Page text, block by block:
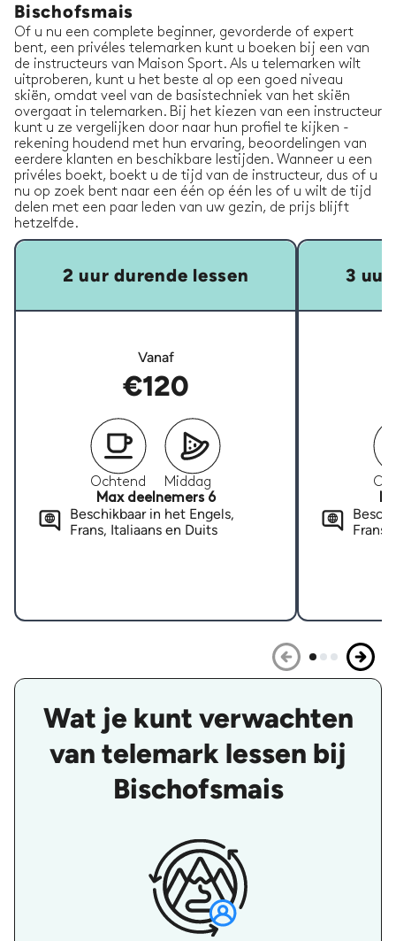
Bischofsmais
Of u nu een complete beginner, gevorderde of expert
bent, een privéles telemarken kunt u boeken bij een van
de instructeurs van Maison Sport. Als u telemarken wilt
uitproberen, kunt u het beste al op een goed niveau
skiën, omdat veel van de basistechniek van het skiën
overgaat in telemarken. Bij het kiezen van een instructeur
kunt u ze vergelijken door naar hun profiel te kijken -
rekening houdend met hun ervaring, beoordelingen van
eerdere klanten en beschikbare lestijden. Wanneer u een
privéles boekt, boekt u de tijd van de instructeur, dus of u
nu op zoek bent naar een één op één les of u wilt de tijd
delen met een paar leden van uw gezin, de prijs blijft
hetzelfde.
2 uur durende lessen
Vanaf
€120
Ochtend
Middag
Max deelnemers 6
Beschikbaar in het Engels,
Frans, Italiaans en Duits
3 uur
Frans,
Wat je kunt verwachten
van telemark lessen bij
Bischofsmais